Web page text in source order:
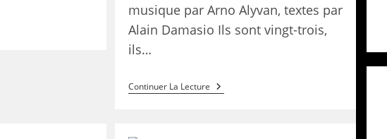
musique par Arno Alyvan, textes par
Alain Damasio Ils sont vingt-trois,
ils…
Continuer La Lecture